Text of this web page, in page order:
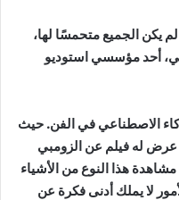
يكن الجميع متحمسًا لها،
أحد مؤسسي استوديو
الاصطناعي في الفن. حيث
له سنة 2016 عندمال عرض له فيلم عن الزومبي
هذا النوع من الأشياء
لا يملك أدنى فكرة عن